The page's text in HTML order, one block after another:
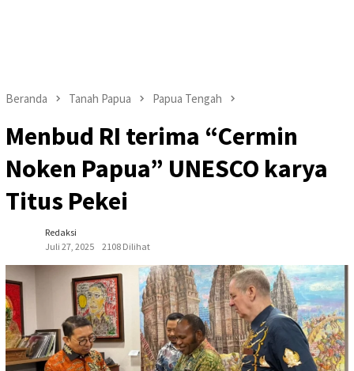
Beranda Tanah Papua Papua Tengah
Menbud RI terima “Cermin
Noken Papua” UNESCO karya
Titus Pekei
Redaksi
Juli 27, 2025
2108 Dilihat